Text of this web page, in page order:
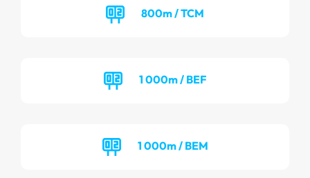
800m / TCM
1 000m / BEF
1 000m / BEM